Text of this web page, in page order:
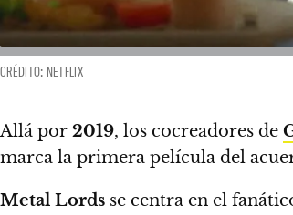
CRÉDITO: NETFLIX
Allá por 2019, los cocreadores de
marca la primera película del
Metal Lords se centra en el